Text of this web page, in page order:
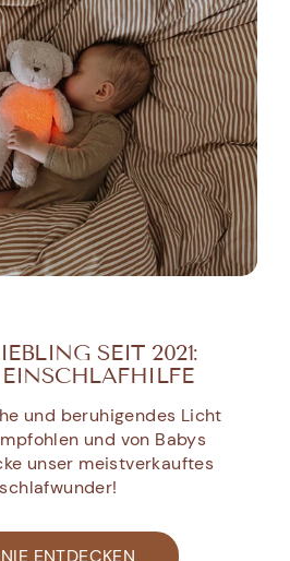
SEIT 2021:
und beruhigendes Licht
und von Babys
unser meistverkauftes
ENTDECKEN